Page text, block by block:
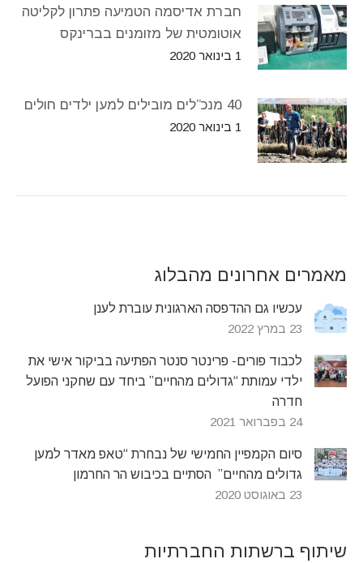
חברת אדיסמה הטמיעה פתרון לקליטה
אוטומטית של מזומנים בברינקס
1 בינואר 2020
40 מנכ”לים מובילים למען ילדים חולים
1 בינואר 2020
מאמרים אחרונים מהבלוג
עכשיו גם ההדפסה הארגונית עוברת לענן
23 במרץ 2022
לכבוד פורים- פרינטר סנטר הפתיעה בביקור אישי את
ילדי עמותת “גדולים מהחיים” ביחד עם שחקני הפועל
חדרה
24 בפברואר 2021
סיום הקמפיין החמישי של נבחרת “טאפ מאדר למען
גדולים מהחיים” הסתיים בכיבוש הר החרמון
23 באוגוסט 2020
שיתוף ברשתות החברתיות